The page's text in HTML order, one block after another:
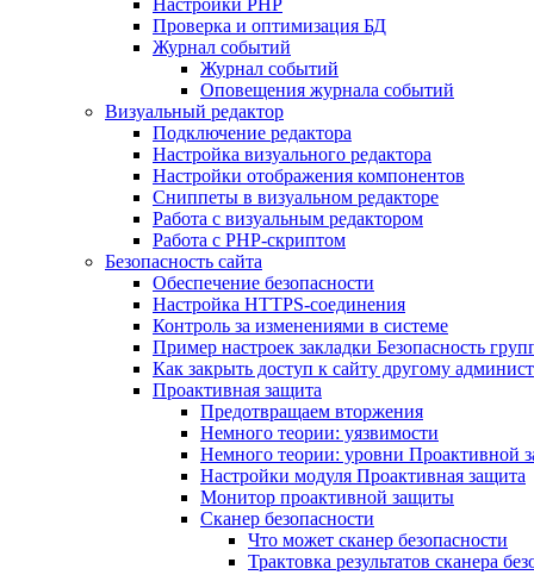
Настройки PHP
Проверка и оптимизация БД
Журнал событий
Журнал событий
Оповещения журнала событий
Визуальный редактор
Подключение редактора
Настройка визуального редактора
Настройки отображения компонентов
Сниппеты в визуальном редакторе
Работа с визуальным редактором
Работа с PHP-скриптом
Безопасность сайта
Обеспечение безопасности
Настройка HTTPS-соединения
Контроль за изменениями в системе
Пример настроек закладки Безопасность
Как закрыть доступ к сайту другому
Проактивная защита
Предотвращаем вторжения
Немного теории: уязвимости
Немного теории: уровни Проактивной
Настройки модуля Проактивная защита
Монитор проактивной защиты
Сканер безопасности
Что может сканер безопасности
Трактовка результатов сканера